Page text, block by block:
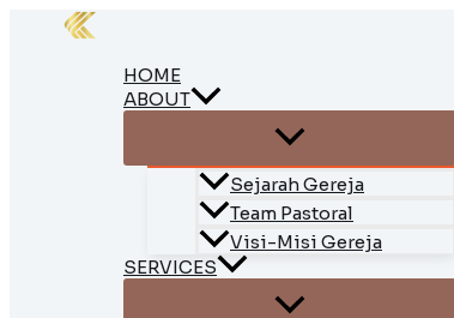
HOME
ABOUT
Sejarah Gereja
Team Pastoral
Visi-Misi Gereja
SERVICES